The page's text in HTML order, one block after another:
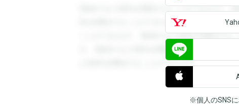
登録すると回答を閲覧することができます。
答を閲覧することができます。登録すると回
ことができます。登録すると回答を閲覧する
す。登録すると回答を閲覧することができま
と回答を閲覧することができます。
※個人のSNS